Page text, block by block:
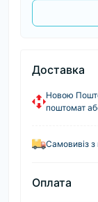
Доставка
Новою
поштомат
Самовивіз з
Оплата